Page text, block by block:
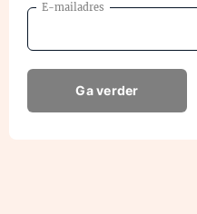
E-mailadres
Ga verder